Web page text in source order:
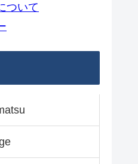
ついて